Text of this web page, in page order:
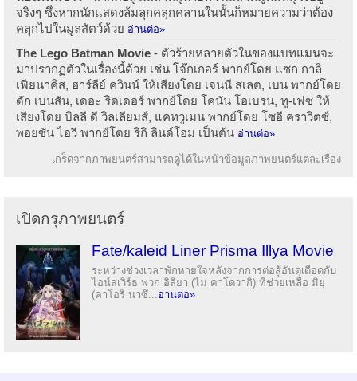
จริงๆ ซึ่งหากนักแสดงล้มลุกคลุกคลานในนั้นก็หมายความว่าต้อง
คลุกไปในมูลสัตว์ด้วย อ่านต่อ»
The Lego Batman Movie - ตัวร้ายหลายตัวในของแบทแมนจะ
มาปรากฏตัวในเรื่องนี้ด้วย เช่น โจ๊กเกอร์ พากย์โดย แซก กาลิ
เฟียนาคิส, ฮาร์ลีย์ ควินน์ ให้เสียงโดย เจนนี สเลต, เบน พากย์โดย
ดัก เบนสัน, เดอะ ริดเดอร์ พากย์โดย โคนัน โอเบรน, ทู-เฟซ ให้
เสียงโดย บิลลี ดี วิลเลียมส์, แคทวูเมน พากย์โดย โซอี คราวิตซ์,
พอยซัน ไอวี พากย์โดย ริกิ ลินด์โฮม เป็นต้น อ่านต่อ»
เกร็ดจากภาพยนตร์สามารถดูได้ในหน้าข้อมูลภาพยนตร์แต่ละเรื่อง
เปิดกรุภาพยนตร์
Fate/kaleid Liner Prisma Illya Movie
ระหว่างช่วงเวลาพักหายใจหลังจากการต่อสู้อันดุเดือดกับ
ไอน์สเวิร์ธ พวก อิลิยา (ไม คาโดวากิ) ที่ช่วยเหลือ มิยุ
(คาโอริ นาซึ... อ่านต่อ»